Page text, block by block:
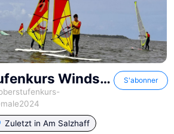
Oberstufenkurs Windsurfen S'abonner
Zuletzt in Am Salzhaff